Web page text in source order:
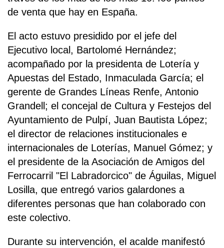
de venta que hay en España.
El acto estuvo presidido por el jefe del
Ejecutivo local, Bartolomé Hernández;
acompañado por la presidenta de Lotería y
Apuestas del Estado, Inmaculada García; el
gerente de Grandes Líneas Renfe, Antonio
Grandell; el concejal de Cultura y Festejos del
Ayuntamiento de Pulpí, Juan Bautista López;
el director de relaciones institucionales e
internacionales de Loterías, Manuel Gómez; y
el presidente de la Asociación de Amigos del
Ferrocarril "El Labradorcico" de Águilas, Miguel
Losilla, que entregó varios galardones a
diferentes personas que han colaborado con
este colectivo.
Durante su intervención, el acalde manifestó